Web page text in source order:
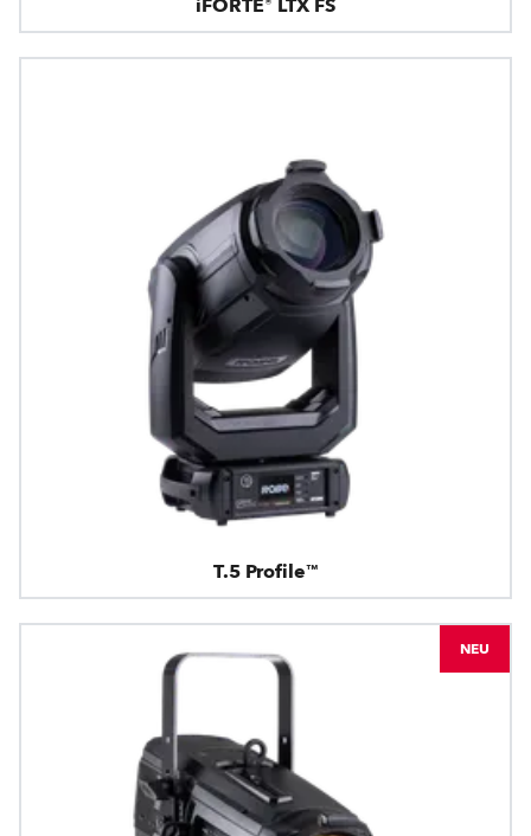
iFORTE® LTX FS
T.5 Profile™
NEU